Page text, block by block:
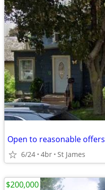
Open to reasonable offers
6/24 4br St James
$200,000